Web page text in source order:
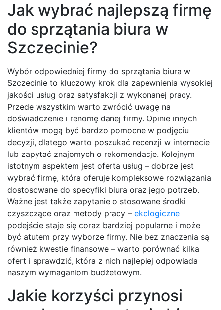
Jak wybrać najlepszą firmę
do sprzątania biura w
Szczecinie?
Wybór odpowiedniej firmy do sprzątania biura w
Szczecinie to kluczowy krok dla zapewnienia wysokiej
jakości usług oraz satysfakcji z wykonanej pracy.
Przede wszystkim warto zwrócić uwagę na
doświadczenie i renomę danej firmy. Opinie innych
klientów mogą być bardzo pomocne w podjęciu
decyzji, dlatego warto poszukać recenzji w internecie
lub zapytać znajomych o rekomendacje. Kolejnym
istotnym aspektem jest oferta usług – dobrze jest
wybrać firmę, która oferuje kompleksowe rozwiązania
dostosowane do specyfiki biura oraz jego potrzeb.
Ważne jest także zapytanie o stosowane środki
czyszczące oraz metody pracy – ekologiczne
podejście staje się coraz bardziej popularne i może
być atutem przy wyborze firmy. Nie bez znaczenia są
również kwestie finansowe – warto porównać kilka
ofert i sprawdzić, która z nich najlepiej odpowiada
naszym wymaganiom budżetowym.
Jakie korzyści przynosi